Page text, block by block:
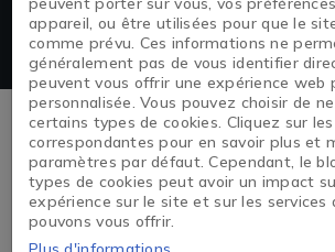
Taxis d'occasion –
commerciales et
Sur Kale Taxi, vous pouvez consulter les
appareil, ou être utilisées pour que le
comme prévu. Ces informations ne
généralement pas de vous identifier
peuvent vous offrir une expérience web
personnalisée. Vous pouvez choisir de
certains types de cookies. Cliquez sur
correspondantes pour en savoir plus et
paramètres par défaut. Cependant, le
types de cookies peut avoir un impact
expérience sur le site et sur les services
pouvons vous offrir.